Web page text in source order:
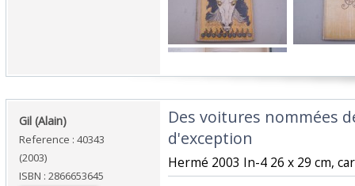
‎Gil (Alain)‎
Reference : 40343
(2003)
ISBN : 2866653645
‎Des voitures nommées
d'exception‎
‎Hermé 2003 In-4 26 x 29 cm,